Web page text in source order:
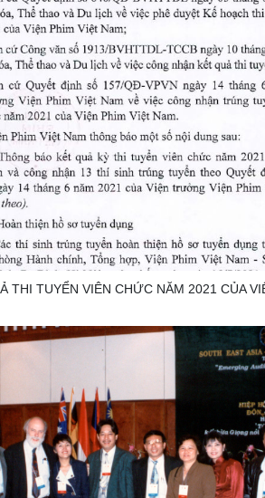
THI TUYỂN VIÊN CHỨC NĂM 2021 CỦA